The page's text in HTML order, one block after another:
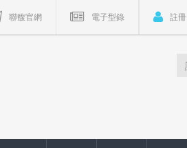
聯馥官網 電子型錄 註冊